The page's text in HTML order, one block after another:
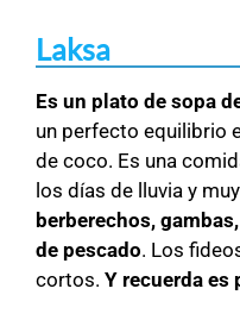
Laksa
Es un plato de sopa
un perfecto equilibrio
de coco. Es una
los días de lluvia y
berberechos,
de pescado. Los
cortos. Y recuerda es